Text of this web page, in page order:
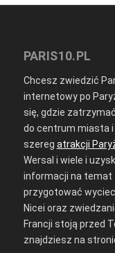
PARIS10.PL
Chcesz zwiedzić
internetowy po
się, gdzie
do centrum miasta
szereg atrakcji
Wersal i wiele i
informacji na temat
przygotować
Nicei oraz
Francji stoją przed
znajdziesz na